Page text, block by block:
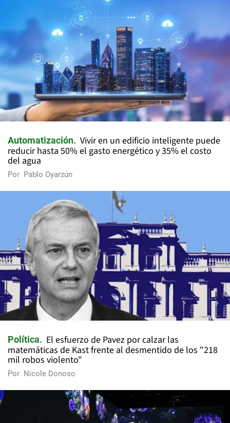
Automatización
Vivir en un edificio inteligente puede
reducir hasta 50% el gasto energético y 35% el costo
del agua
Por Pablo Oyarzún
Política
El esfuerzo de Pavez por calzar las
matemáticas de Kast frente al desmentido de los "218
mil robos violento"
Por Nicole Donoso